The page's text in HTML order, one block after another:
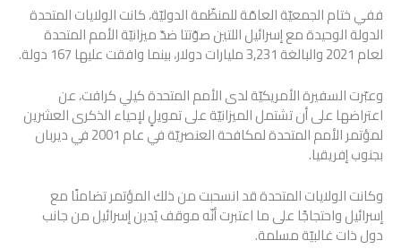
ففي ختام الجمعيّة العامّة للمنظّمة الدوليّة، كانت الولايات المتحدة
الدولة الوحيدة مع إسرائيل اللتين صوّتتا ضدّ ميزانيّة الأمم المتحدة
لعام 2021 والبالغة 3,231 مليارات دولار، بينما وافقت عليها 167 دولة.
وعبّرت السفيرة الأمريكيّة لدى الأمم المتحدة كيلي كرافت، عن
اعتراضها على أن تشتمل الميزانيّة على تمويلٍ لإحياء الذكرى العشرين
لمؤتمر الأمم المتحدة لمكافحة العنصريّة في عام 2001 في ديربان
بجنوب إفريقيا.
وكانت الولايات المتحدة قد انسحبت من ذلك المؤتمر تضامنًا مع
إسرائيل واحتجاجًا على ما اعتبرت أنّه موقف يُدين إسرائيل من جانب
دول ذات غالبيّة مسلمة.